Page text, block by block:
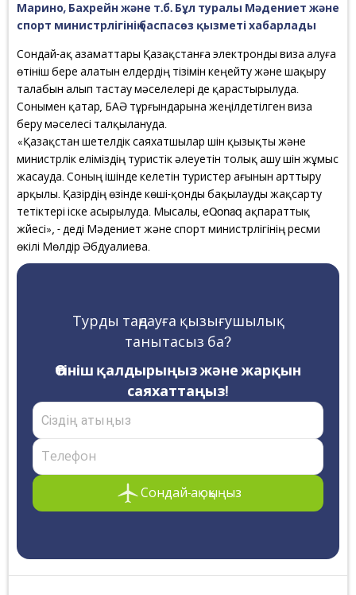
Марино, Бахрейн және т.б. Бұл туралы Мәдениет және
спорт министрлігінің баспасөз қызметі хабарлады
Сондай-ақ азаматтары Қазақстанға электронды виза алуға
өтініш бере алатын елдердің тізімін кеңейту және шақыру
талабын алып тастау мәселелері де қарастырылуда.
Сонымен қатар, БАӘ тұрғындарына жеңілдетілген виза
беру мәселесі талқылануда.
«Қазақстан шетелдік саяхатшылар үшін қызықты және
министрлік еліміздің туристік әлеуетін толық ашу үшін жұмыс
жасауда. Соның ішінде келетін туристер ағынын арттыру
арқылы. Қазірдің өзінде көші-қонды бақылауды жақсарту
тетіктері іске асырылуда. Мысалы, eQonaq ақпараттық
жүйесі», - деді Мәдениет және спорт министрлігінің ресми
өкілі Мөлдір Әбдуалиева.
Турды таңдауға қызығушылық
танытасыз ба?
Өтініш қалдырыңыз және жарқын
саяхаттаңыз!
Сондай-ақ оқыңыз